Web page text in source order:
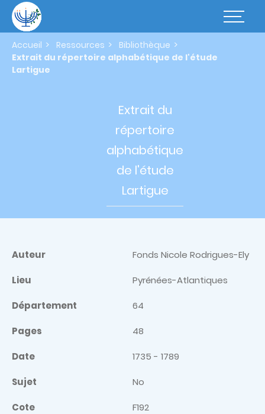
contenu
principal
Basculer
Accueil Ressources
Bibliothèque
Extrait du répertoire alphabétique de l'étude
Lartigue
Extrait du
répertoire
alphabétique
de l'étude
Lartigue
Auteur Fonds Nicole Rodrigues-Ely
Lieu Pyrénées-Atlantiques
Département 64
Pages 48
Date 1735 - 1789
Sujet No
Cote F192